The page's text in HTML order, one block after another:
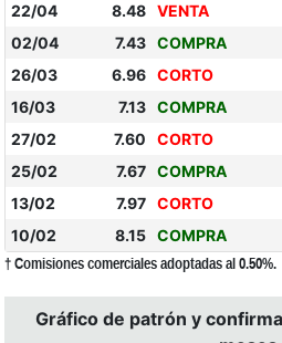
22/04
8.48 VENTA
02/04
7.43 COMPRA
26/03
6.96 CORTO
16/03
7.13 COMPRA
27/02
7.60 CORTO
25/02
7.67 COMPRA
13/02
7.97 CORTO
10/02
8.15 COMPRA
† Comisiones comerciales adoptadas al 0.50%.
Gráfico de patrón y